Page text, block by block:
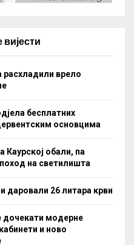
вијести
расхладили врело
бесплатних
основцима
Каурској обали, па
на светилишта
даровали 26 литара крви
дочекати модерне
и ново